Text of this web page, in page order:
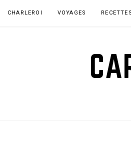
CHARLEROI VOYAGES RECETTES